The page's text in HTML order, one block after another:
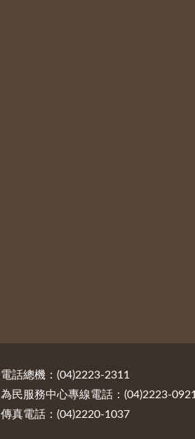
電話總機：(04)2223-2311
為民服務中心專線電話：(04)2223-0921
傳真電話：(04)2220-1037